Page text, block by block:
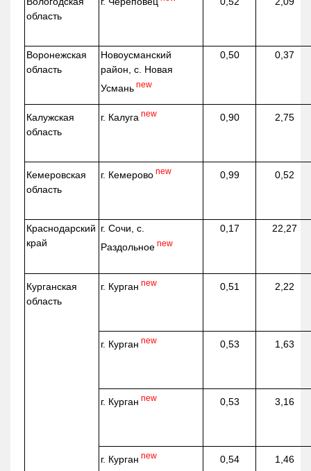
область
Воронежская
область
Новоусманский
район, с. Новая
Усмань new
0,50 0,37
Калужская
область
г. Калуга new 0,90 2,75
Кемеровская
область
г. Кемерово new 0,99 0,52
Краснодарский
край
г. Сочи, с.
Раздольное new
0,17 22,27
Курганская
область
г. Курган new 0,51 2,22
г. Курган new 0,53 1,63
г. Курган new 0,53 3,16
г. Курган new 0,54 1,46